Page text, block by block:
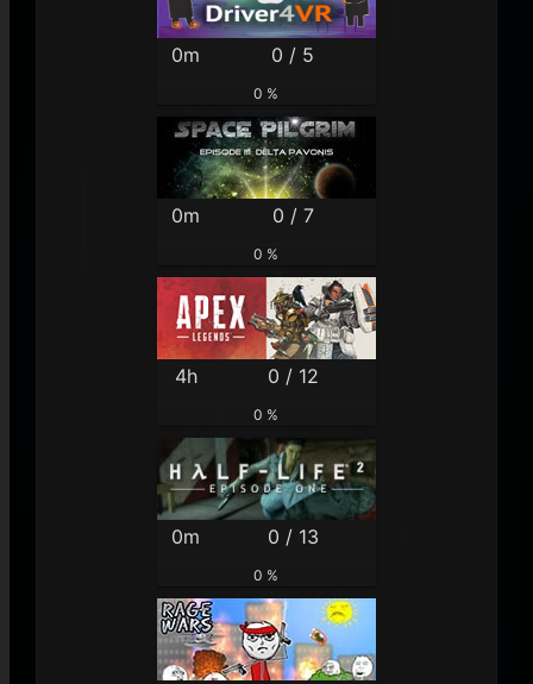
0m 0 / 5
0 %
0m 0 / 7
0 %
4h 0 / 12
0 %
0m 0 / 13
0 %